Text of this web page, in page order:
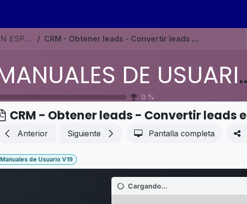
MANUALES DE USUARIO EN ESPAÑOL ODOO 19 CRM - Obtener leads - Convertir leads en oportunidades
MANUALES DE
0 %
CRM - Obtener leads - Convertir leads
Anterior Siguiente Pantalla completa
Manuales de Usuario V19